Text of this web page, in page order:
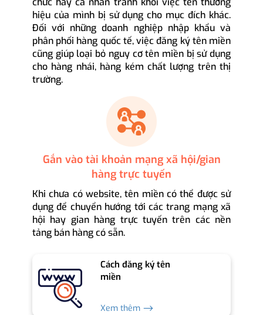
hiệu của mình bị sử dụng cho mục đích khác.
Đối với những doanh nghiệp nhập khẩu và
phân phối hàng quốc tế, việc đăng ký tên miền
cũng giúp loại bỏ nguy cơ tên miền bị sử dụng
cho hàng nhái, hàng kém chất lượng trên thị
trường.
Gắn vào tài khoản mạng xã hội/gian
hàng trực tuyến
Khi chưa có website, tên miền có thể được sử
dụng để chuyển hướng tới các trang mạng xã
hội hay gian hàng trực tuyến trên các nền
tảng bán hàng có sẵn.
Cách đăng ký tên
miền
Xem thêm ⟶